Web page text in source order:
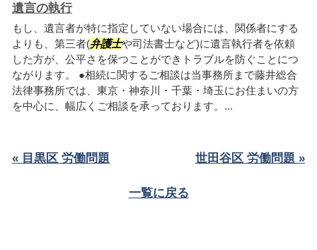
遺言の執行
もし、遺言者が特に指定していない場合には、関係者にする
よりも、第三者(弁護士や司法書士など)に遺言執行者を依頼
した方が、公平さを保つことができトラブルを防ぐことにつ
ながります。 ●相続に関するご相談は当事務所まで藤井総合
法律事務所では、東京・神奈川・千葉・埼玉にお住まいの方
を中心に、幅広くご相談を承っております。...
« 目黒区 労働問題 世田谷区 労働問題 »
一覧に戻る